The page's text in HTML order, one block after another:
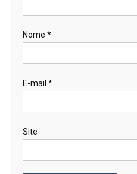
Nome *
E-mail *
Site